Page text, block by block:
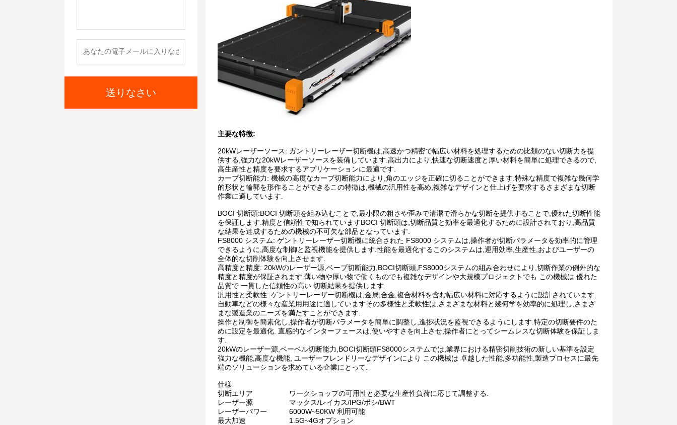
送りなさい
主要な特徴:
20kWレーザーソース: ガントリーレーザー切断機は,高速かつ精密で幅広い材料を処理するための比類のない切断力を提
供する,強力な20kWレーザーソースを装備しています.高出力により,快速な切断速度と厚い材料を簡単に処理できるので,
高生産性と精度を要求するアプリケーションに最適です.
カーブ切断能力: 機械の高度なカーブ切断能力により,角のエッジを正確に切ることができます.特殊な精度で複雑な幾何学
的形状と輪郭を形作ることができるこの特徴は,機械の汎用性を高め,複雑なデザインと仕上げを要求するさまざまな切断
作業に適しています.
BOCI 切断頭:BOCI 切断頭を組み込むことで,最小限の粗さや歪みで清潔で滑らかな切断を提供することで,優れた切断性能
を保証します.精度と信頼性で知られていますBOCI 切断頭は,切断品質と効率を最適化するために設計されており,高品質
な結果を達成するための機械の不可欠な部品となっています.
FS8000 システム: ゲントリーレーザー切断機に統合された FS8000 システムは,操作者が切断パラメータを効率的に管理
できるように,高度な制御と監視機能を提供します.性能を最適化するこのシステムは,運用効率,生産性,およびユーザーの
全体的な切削体験を向上させます.
高精度と精度: 20kWのレーザー源,ベーブ切断能力,BOCI切断頭,FS8000システムの組み合わせにより,切断作業の例外的な
精度と精度が保証されます.薄い物や厚い物で働くものでも複雑なデザインや大規模プロジェクトでも この機械は 優れた
品質で 一貫した信頼性の高い 切断結果を提供します
汎用性と柔軟性: ゲントリーレーザー切断機は,金属,合金,複合材料を含む幅広い材料に対応するように設計されています.
自動車などの様々な産業用用途に適していますその多様性と柔軟性は,さまざまな材料と幾何学を効率的に処理し,さまざ
まな製造業のニーズを満たすことができます.
操作と制御を簡素化し,操作者が切断パラメータを簡単に調整し,進捗状況を監視できるようにします.特定の切断要件のた
めに設定を最適化. 直感的なインターフェースは,使いやすさを向上させ,操作者にとってシームレスな切断体験を保証しま
す.
20kWのレーザー源,ベーベル切断能力,BOCI切断頭FS8000システムでは,業界における精密切削技術の新しい基準を設定
強力な機能,高度な機能, ユーザーフレンドリーなデザインにより この機械は 卓越した性能,多功能性,製造プロセスに最先
端のソリューションを求めている企業にとって.
仕様
切断エリア
ワークショップの可用性と必要な生産性負荷に応じて調整する.
レーザー源
マックス/レイカス/IPG/ボシ/BWT
レーザーパワー
6000W~50KW 利用可能
最大加速
1.5G~4Gオプション